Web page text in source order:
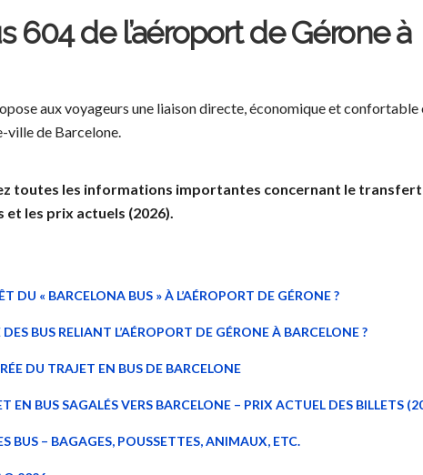
604 de l’aéroport de Gérone à
aux voyageurs une liaison directe, économique et confortable
ville de Barcelone.
toutes les informations importantes concernant le transfert
et les prix actuels (2026).
DU « BARCELONA BUS » À L’AÉROPORT DE GÉRONE ?
BUS RELIANT L’AÉROPORT DE GÉRONE À BARCELONE ?
DU TRAJET EN BUS DE BARCELONE
EN BUS SAGALÉS VERS BARCELONE – PRIX ACTUEL DES BILLETS
BUS – BAGAGES, POUSSETTES, ANIMAUX, ETC.